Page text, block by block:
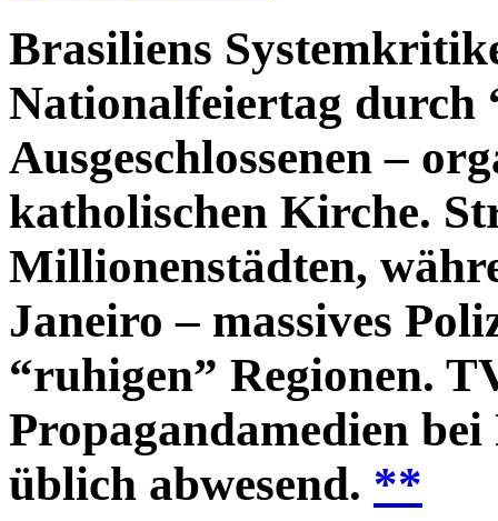
Brasiliens
Nationalfeiertag durch
Ausgeschlossenen –
katholischen Kirche.
Millionenstädten,
Janeiro – massives
“ruhigen” Regionen.
Propagandamedien
üblich abwesend. **